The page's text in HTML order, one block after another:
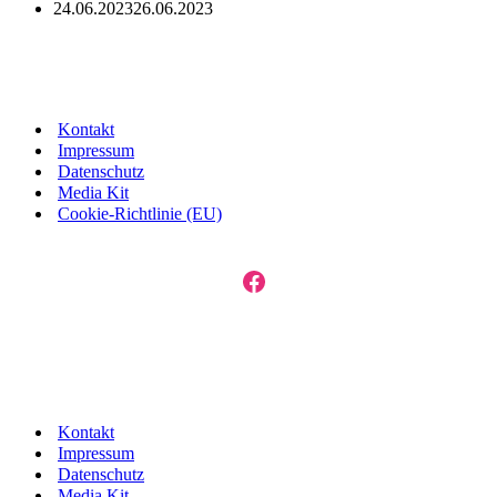
24.06.202326.06.2023
Kontakt
Impressum
Datenschutz
Media Kit
Cookie-Richtlinie (EU)
Facebook
Kontakt
Impressum
Datenschutz